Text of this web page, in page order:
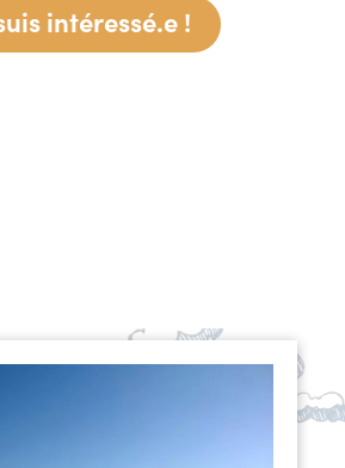
intéressé.e !